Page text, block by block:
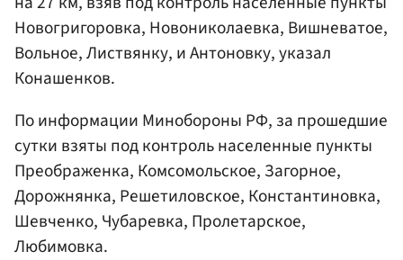
Новогригоровка, Новониколаевка, Вишневатое,
Вольное, Листвянку, и Антоновку, указал
Конашенков.
По информации Минобороны РФ, за прошедшие
сутки взяты под контроль населенные пункты
Преображенка, Комсомольское, Загорное,
Дорожнянка, Решетиловское, Константиновка,
Шевченко, Чубаревка, Пролетарское,
Любимовка.